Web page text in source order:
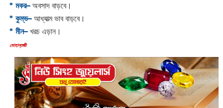
* মকর–অবসাদ বাড়বে।‌
* কুম্ভ–আধ্যাত্ম ভাব বাড়বে।
* মীন–খরচ এড়ান।
‌মোহান্তজী‌‌‌‌‌‌‌‌‌‌‌‌‌‌‌‌‌